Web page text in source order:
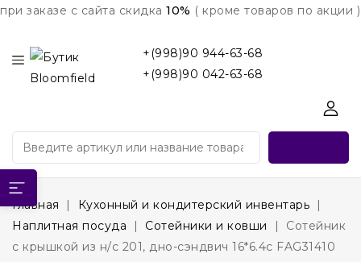
при заказе с сайта скидка 10% ( кроме товаров по акции )
+(998)90 944-63-68
+(998)90 042-63-68
Главная
Кухонный и кондитерский инвентарь
Наплитная посуда
Сотейники и ковши
Сотейник
с крышкой из н/с 201, дно-сэндвич 16*6.4c FAG31410